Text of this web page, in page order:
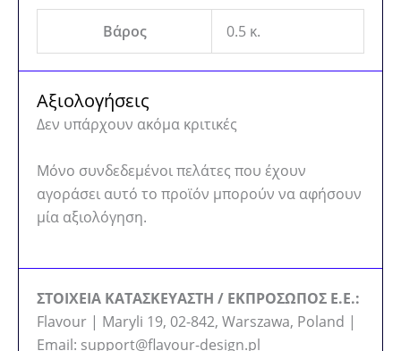
Βάρος 0.5 κ.
Αξιολογήσεις
Δεν υπάρχουν ακόμα κριτικές
Μόνο συνδεδεμένοι πελάτες που έχουν
αγοράσει αυτό το προϊόν μπορούν να αφήσουν
μία αξιολόγηση.
ΣΤΟΙΧΕΙΑ ΚΑΤΑΣΚΕΥΑΣΤΗ / ΕΚΠΡΟΣΩΠΟΣ Ε.Ε.:
Flavour | Maryli 19, 02-842, Warszawa, Poland |
Email: support@flavour-design.pl